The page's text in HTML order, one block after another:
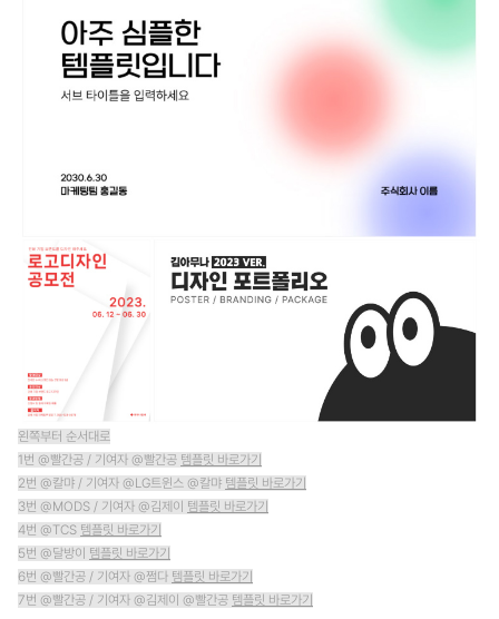
왼쪽부터 순서대로
1번 @빨간공 / 기여자 @빨간공 템플릿 바로가기
2번 @칼먀 / 기여자 @LG트윈스 @칼먀 템플릿 바로가기
3번 @MODS / 기여자 @김제이 템플릿 바로가기
4번 @TCS 템플릿 바로가기
5번 @달방이 템플릿 바로가기
6번 @빨간공 / 기여자 @쩜다 템플릿 바로가기
7번 @빨간공 / 기여자 @김제이 @빨간공 템플릿 바로가기